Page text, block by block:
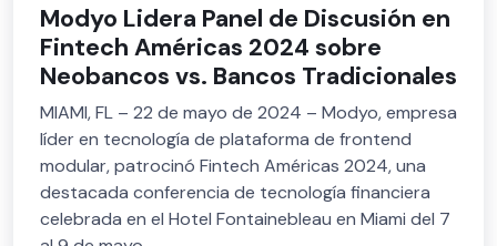
Modyo Lidera Panel de Discusión en
Fintech Américas 2024 sobre
Neobancos vs. Bancos Tradicionales
MIAMI, FL – 22 de mayo de 2024 – Modyo, empresa
líder en tecnología de plataforma de frontend
modular, patrocinó Fintech Américas 2024, una
destacada conferencia de tecnología financiera
celebrada en el Hotel Fontainebleau en Miami del 7